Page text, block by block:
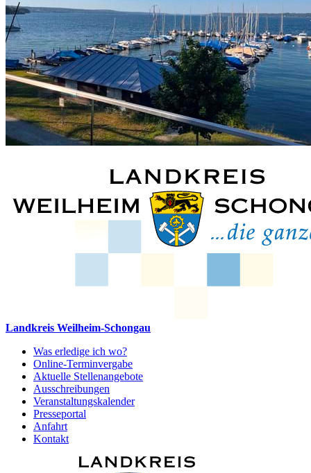
Landkreis Weilheim-Schongau
Was erledige ich wo?
Online-Terminvergabe
Aktuelle Stellenangebote
Ausschreibungen
Veranstaltungskalender
Presseportal
Anfahrt
Kontakt